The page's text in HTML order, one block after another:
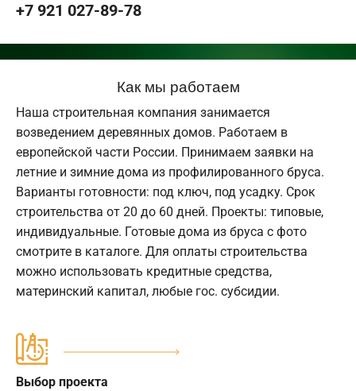
+7 921 027-89-78
Как мы работаем
Наша строительная компания занимается
возведением деревянных домов. Работаем в
европейской части России. Принимаем заявки на
летние и зимние дома из профилированного бруса.
Варианты готовности: под ключ, под усадку. Срок
строительства от 20 до 60 дней. Проекты: типовые,
индивидуальные. Готовые дома из бруса с фото
смотрите в каталоге. Для оплаты строительства
можно использовать кредитные средства,
материнский капитал, любые гос. субсидии.
Выбор проекта